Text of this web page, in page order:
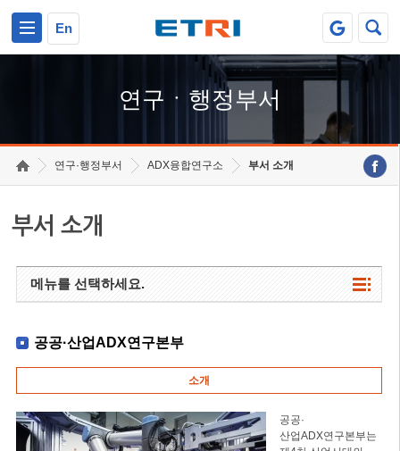
En
연구ㆍ행정부서
연구·행정부서 ADX융합연구소 부서 소개
부서 소개
메뉴를 선택하세요.
공공·산업ADX연구본부
소개
공공·
산업ADX연구본부는